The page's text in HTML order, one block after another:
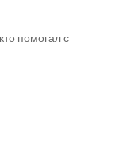
помогал с